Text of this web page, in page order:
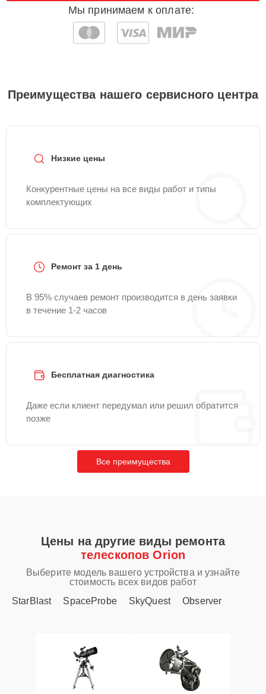
Мы принимаем к оплате:
Преимущества нашего сервисного центра
Низкие цены
Конкурентные цены на все виды работ и типы
комплектующих
Ремонт за 1 день
В 95% случаев ремонт производится в день заявки
в течение 1-2 часов
Бесплатная диагностика
Даже если клиент передумал или решил обратится
позже
Все преимущества
Цены на другие виды ремонта
телескопов Orion
Выберите модель вашего устройства и узнайте
стоимость всех видов работ
StarBlast
SpaceProbe SkyQuest Observer